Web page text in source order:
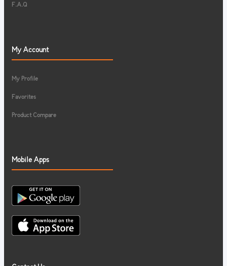
F.A.Q
My Account
My Profile
Favorites
Product Compare
Mobile Apps